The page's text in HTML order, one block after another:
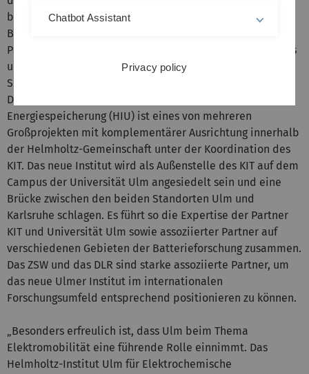
bundesweit einzigartiges Exzellenzzentrum für
Batterieforschung, das hervorragende wissenschaftliche
Partner vereint“, sagten Ministerpräsident Stefan Mappus
und Bundesforschungsministerin Professor Annette
Schavan am Freitag (26. November 2010).
Das Helmholtz-Institut Ulm für Elektrochemische
Energiespeicherung (HIU) ist eines von mehreren
Großprojekten mit komplementärer Ausrichtung innerhalb
der Helmholtz-Gemeinschaft unter der Koordination des
KIT. Das neue Institut wird als Außenstelle des KIT auf dem
Campus der Universität Ulm angesiedelt sein und eine
Brücke zwischen den beiden Standorten Ulm und
Karlsruhe schlagen. Es führt so die Expertise der Partner
KIT und Universität Ulm sowie assoziierter Partner auf
verschiedenen Gebieten der Batterieforschung zusammen.
Das ZSW und das DLR sind starke assoziierte Partner, um
das neue Ulmer Institut im internationalen
Forschungsumfeld entsprechend positionieren zu können.
„Besonders erfreulich ist, dass Ulm beim Thema
Elektromobilität eine führende Rolle einnimmt. Das
Helmholtz-Institut Ulm für Elektrochemische
Chatbot Assistant
Privacy policy